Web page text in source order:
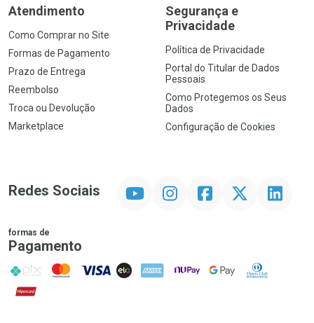
Atendimento
Como Comprar no Site
Formas de Pagamento
Prazo de Entrega
Reembolso
Troca ou Devolução
Marketplace
Segurança e
Privacidade
Política de Privacidade
Portal do Titular de Dados
Pessoais
Como Protegemos os Seus
Dados
Configuração de Cookies
Redes Sociais InstagramFacebookTwitter Linkedin
formas de
Pagamento
PIX MasterCard
VISA ELO AMEX NuPay Google PayDiners Club
Hipercard